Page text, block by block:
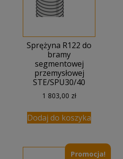
Sprężyna R122 do
bramy
segmentowej
przemysłowej
STE/SPU30/40
1 803,00 zł
Dodaj do koszyka
Promocja!